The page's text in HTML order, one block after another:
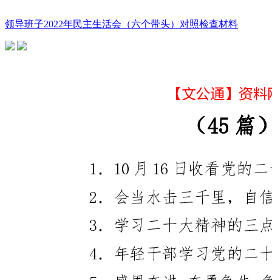
领导班子2022年民主生活会（六个带头）对照检查材料